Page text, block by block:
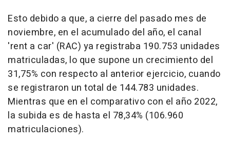
Esto debido a que, a cierre del pasado mes de
noviembre, en el acumulado del año, el canal
'rent a car' (RAC) ya registraba 190.753 unidades
matriculadas, lo que supone un crecimiento del
31,75% con respecto al anterior ejercicio, cuando
se registraron un total de 144.783 unidades.
Mientras que en el comparativo con el año 2022,
la subida es de hasta el 78,34% (106.960
matriculaciones).